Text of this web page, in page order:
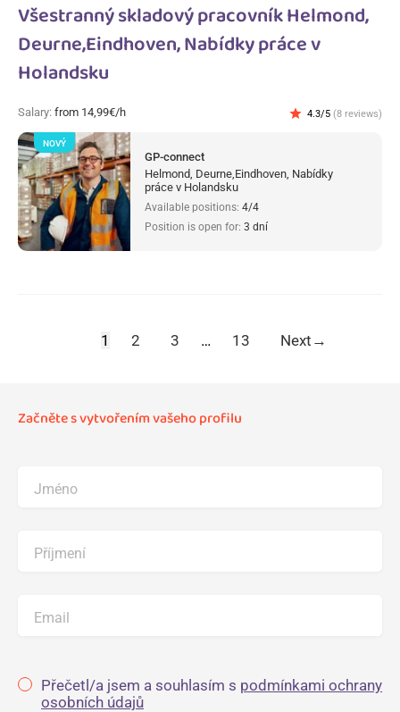
Všestranný skladový pracovník Helmond,
Deurne,Eindhoven, Nabídky práce v
Holandsku
Salary: from 14,99€/h star 4.3/5 (8 reviews)
GP-connect
Helmond, Deurne,Eindhoven, Nabídky
práce v Holandsku
Available positions: 4/4
Position is open for: 3 dní
NOVÝ
1 2 3 … 13 Next →
Začněte s vytvořením vašeho profilu
Jméno
Příjmení
Email
Přečetl/a jsem a souhlasím s podmínkami ochrany
osobních údajů